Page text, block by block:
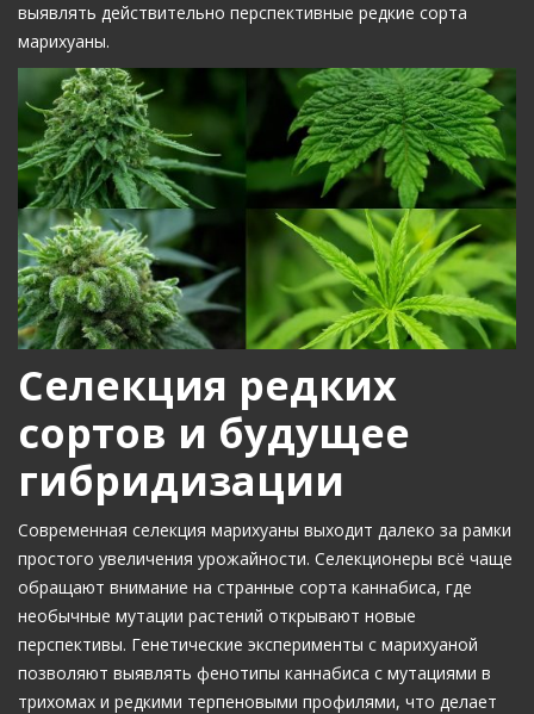
выявлять действительно перспективные редкие сорта
марихуаны.
Селекция редких
сортов и будущее
гибридизации
Современная селекция марихуаны выходит далеко за рамки
простого увеличения урожайности. Селекционеры всё чаще
обращают внимание на странные сорта каннабиса, где
необычные мутации растений открывают новые
перспективы. Генетические эксперименты с марихуаной
позволяют выявлять фенотипы каннабиса с мутациями в
трихомах и редкими терпеновыми профилями, что делает